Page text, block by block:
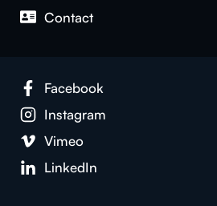
Contact
Facebook
Instagram
Vimeo
LinkedIn